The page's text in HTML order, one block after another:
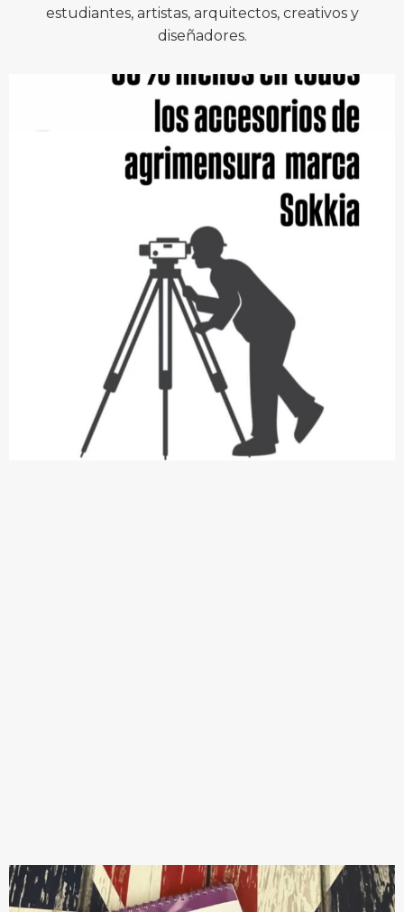
estudiantes, artistas, arquitectos, creativos y
diseñadores.